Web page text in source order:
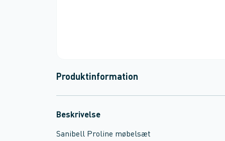
Produktinformation
Beskrivelse
Sanibell Proline møbelsæt